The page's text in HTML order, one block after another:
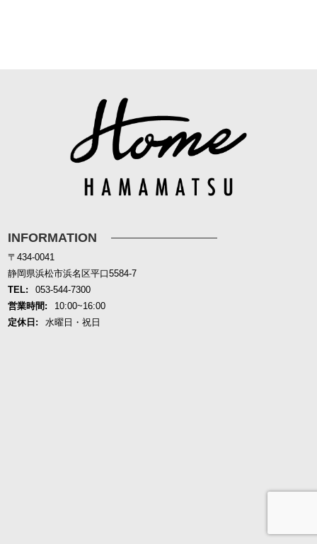
資料請求
INFORMATION
〒434-0041
静岡県浜松市浜名区平口5584-7
TEL:
053-544-7300
営業時間:
10:00~16:00
定休日:
水曜日・祝日